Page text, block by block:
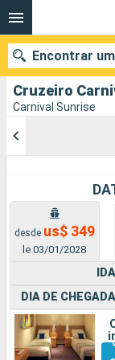
Carnival Sunrise
desde us$ 349
le 03/01/2028
IDA
DIA DE CHEGADA
Encontrar
Cidades